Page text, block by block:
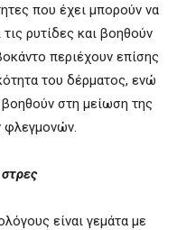
που έχει μπορούν να
ρυτίδες και βοηθούν
περιέχουν επίσης
του δέρματος, ενώ
στη μείωση της
φλεγμονών.
είναι γεμάτα με